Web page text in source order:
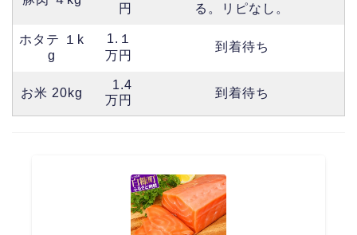
円
る。リピなし。
ホタテ １k
g
1.１
万円
到着待ち
お米 20kg
1.4
万円
到着待ち